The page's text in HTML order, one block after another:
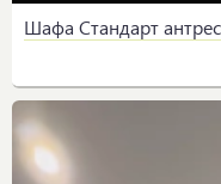
Шафа Стандарт